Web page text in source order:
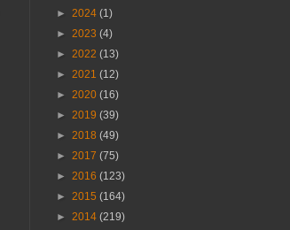
► 2024 (1)
► 2023 (4)
► 2022 (13)
► 2021 (12)
► 2020 (16)
► 2019 (39)
► 2018 (49)
► 2017 (75)
► 2016 (123)
► 2015 (164)
► 2014 (219)